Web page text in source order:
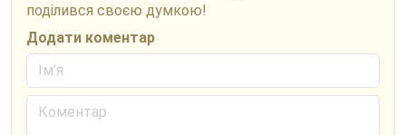
поділився своєю думкою!
Додати коментар